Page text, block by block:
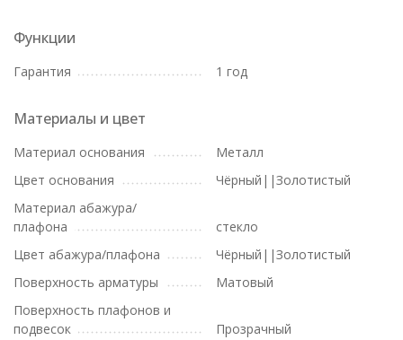
Функции
Гарантия 1 год
Материалы и цвет
Материал основания
Металл
Цвет основания
Чёрный||Золотистый
Материал абажура/
плафона
стекло
Цвет абажура/плафона
Чёрный||Золотистый
Поверхность арматуры
Матовый
Поверхность плафонов и
подвесок
Прозрачный